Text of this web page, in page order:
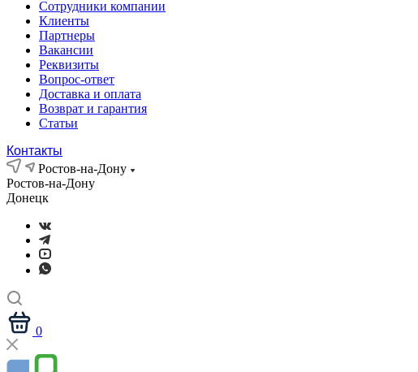
Сотрудники компании
Клиенты
Партнеры
Вакансии
Реквизиты
Вопрос-ответ
Доставка и оплата
Возврат и гарантия
Статьи
Контакты
Ростов-на-Дону
Ростов-на-Дону
Донецк
0